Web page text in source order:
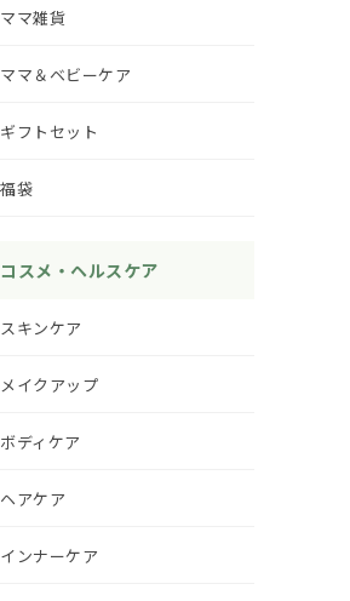
ママ雑貨
ママ＆ベビーケア
ギフトセット
福袋
コスメ・ヘルスケア
スキンケア
メイクアップ
ボディケア
ヘアケア
インナーケア